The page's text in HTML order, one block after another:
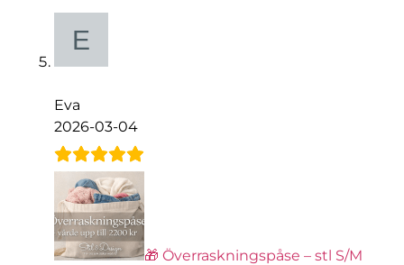
Eva
2026-03-04
🎁 Överraskningspåse – stl S/M